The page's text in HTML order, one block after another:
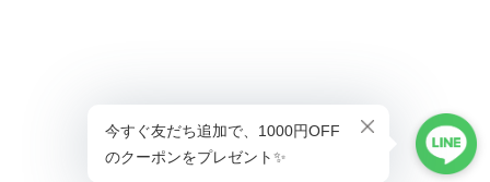
ショップに質問する